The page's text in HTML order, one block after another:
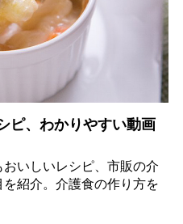
ピ、わかりやすい動画
いしいレシピ、市販の介
紹介。介護食の作り方を